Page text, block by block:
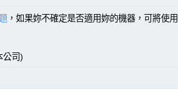
，如果妳不確定是否適用妳的機器，可將使
公司)